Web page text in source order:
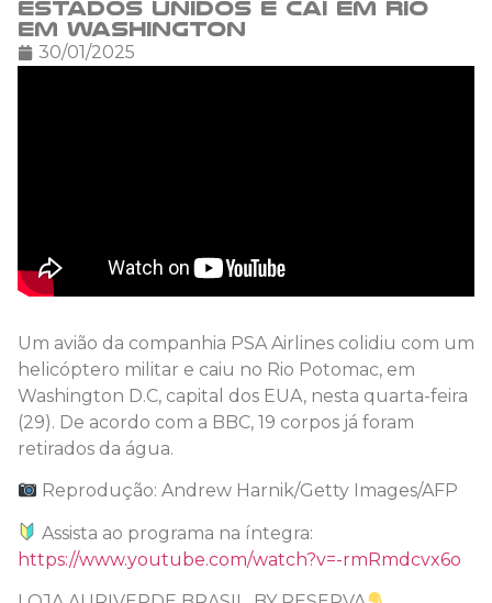
Estados Unidos e cai em rio
em Washington
30/01/2025
Um avião da companhia PSA Airlines colidiu com um
helicóptero militar e caiu no Rio Potomac, em
Washington D.C, capital dos EUA, nesta quarta-feira
(29). De acordo com a BBC, 19 corpos já foram
retirados da água.
Reprodução: Andrew Harnik/Getty Images/AFP
Assista ao programa na íntegra:
https://www.youtube.com/watch?v=-rmRmdcvx6o